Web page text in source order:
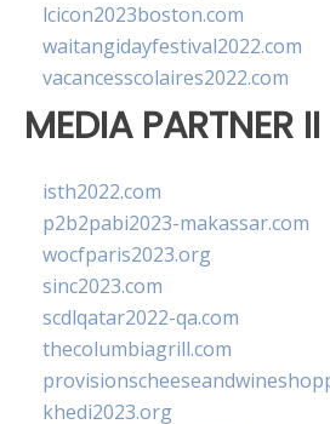
lcicon2023boston.com
waitangidayfestival2022.com
vacancesscolaires2022.com
MEDIA PARTNER II
isth2022.com
p2b2pabi2023-makassar.com
wocfparis2023.org
sinc2023.com
scdlqatar2022-qa.com
thecolumbiagrill.com
khedi2023.org